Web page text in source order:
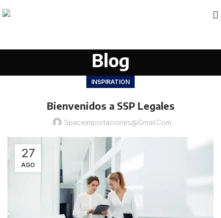
Blog
INSPIRATION
Bienvenidos a SSP Legales
Spaceimportaciones@gmail.com
27
AGO